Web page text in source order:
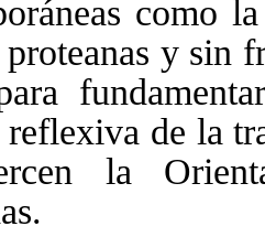
como
proteanas y sin
de la
la